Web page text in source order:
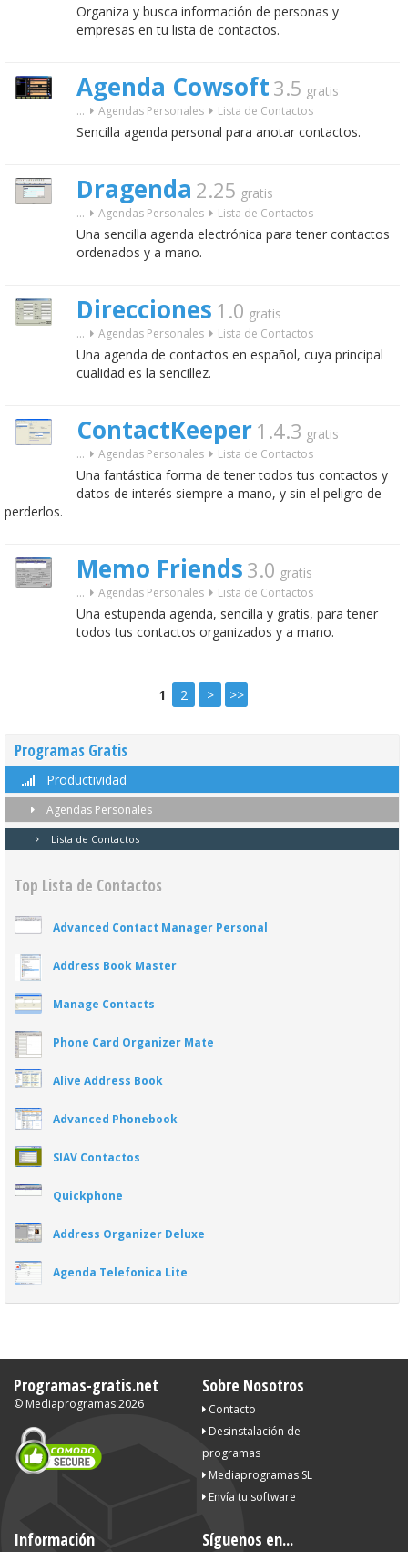
Organiza y busca información de personas y
empresas en tu lista de contactos.
Agenda Cowsoft 3.5 gratis
... Agendas Personales Lista de Contactos
Sencilla agenda personal para anotar contactos.
Dragenda 2.25 gratis
... Agendas Personales Lista de Contactos
Una sencilla agenda electrónica para tener contactos
ordenados y a mano.
Direcciones 1.0 gratis
... Agendas Personales Lista de Contactos
Una agenda de contactos en español, cuya principal
cualidad es la sencillez.
ContactKeeper 1.4.3 gratis
... Agendas Personales Lista de Contactos
Una fantástica forma de tener todos tus contactos y
datos de interés siempre a mano, y sin el peligro de
perderlos.
Memo Friends 3.0 gratis
... Agendas Personales Lista de Contactos
Una estupenda agenda, sencilla y gratis, para tener
todos tus contactos organizados y a mano.
1 2 > >>
Programas Gratis
Productividad
Agendas Personales
Lista de Contactos
Top Lista de Contactos
Advanced Contact Manager Personal
Address Book Master
Manage Contacts
Phone Card Organizer Mate
Alive Address Book
Advanced Phonebook
SIAV Contactos
Quickphone
Address Organizer Deluxe
Agenda Telefonica Lite
Programas-gratis.net
© Mediaprogramas2026
Sobre Nosotros
Contacto
Desinstalación de
programas
Mediaprogramas SL
Envía tu software
Información Síguenos en...